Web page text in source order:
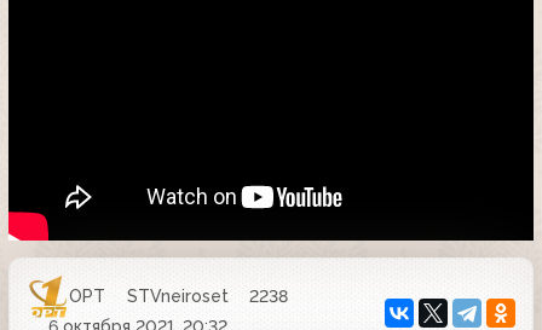
ОРТ STVneiroset
2238
6 октября 2021, 20:32